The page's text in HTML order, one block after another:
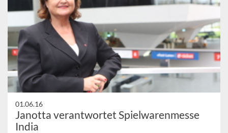
01.06.16
Janotta verantwortet Spielwarenmesse
India